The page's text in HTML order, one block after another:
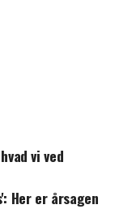
Kan
i 'Vild
vi ved
Her er årsagen